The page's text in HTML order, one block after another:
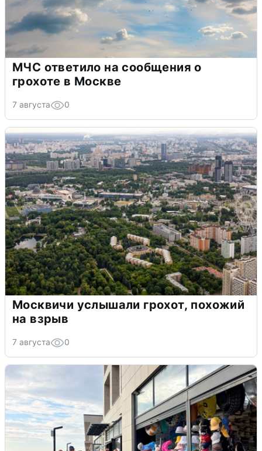
МЧС ответило на сообщения о
грохоте в Москве
7 августа 0
Москвичи услышали грохот, похожий
на взрыв
7 августа 0